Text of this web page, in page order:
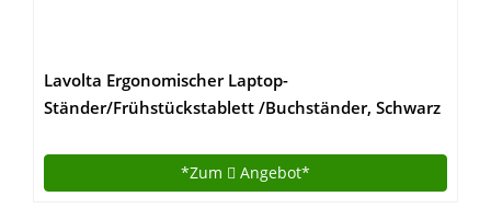
Lavolta Ergonomischer Laptop-
Ständer/Frühstückstablett /Buchständer, Schwarz
*Zum Angebot*